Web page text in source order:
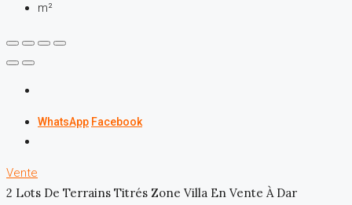
m²
WhatsApp Facebook
Vente
2 Lots De Terrains Titrés Zone Villa En Vente À Dar